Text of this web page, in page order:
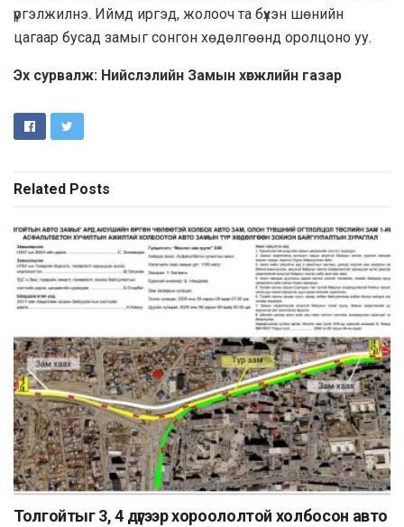
үргэлжилнэ. Иймд иргэд, жолооч та бүхэн шөнийн
цагаар бусад замыг сонгон хөдөлгөөнд оролцоно уу.
Эх сурвалж: Нийслэлийн Замын хөгжлийн газар
Related Posts
Толгойтыг 3, 4 дүгээр хороололтой холбосон авто